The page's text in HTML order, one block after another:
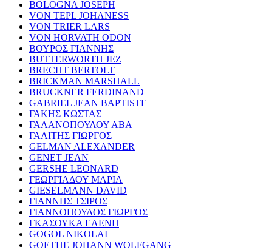
BOLOGNA JOSEPH
VON TEPL JOHANESS
VON TRIER LARS
VON HORVATH ODON
ΒΟΥΡΟΣ ΓΙΑΝΝΗΣ
BUTTERWORTH JEZ
BRECHT BERTOLT
BRICKMAN MARSHALL
BRUCKNER FERDINAND
GABRIEL JEAN BAPTISTE
ΓΑΚΗΣ ΚΩΣΤΑΣ
ΓΑΛΑΝΟΠΟΥΛΟΥ ΑΒΑ
ΓΑΛΙΤΗΣ ΓΙΩΡΓΟΣ
GELMAN ALEXANDER
GENET JEAN
GERSHE LEONARD
ΓΕΩΡΓΙΑΔΟΥ ΜΑΡΙΑ
GIESELMANN DAVID
ΓΙΑΝΝΗΣ ΤΣΙΡΟΣ
ΓΙΑΝΝΟΠΟΥΛΟΣ ΓΙΩΡΓΟΣ
ΓΚΑΣΟΥΚΑ ΕΛΕΝΗ
GOGOL NIKOLAI
GOETHE JOHANN WOLFGANG